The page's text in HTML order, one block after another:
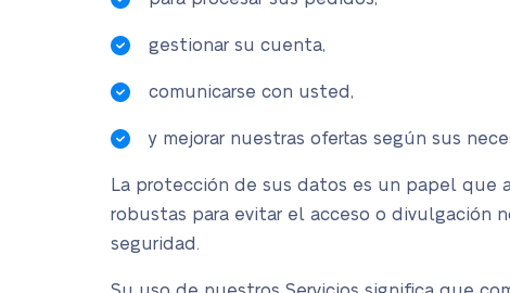
gestionar su cuenta,
comunicarse con usted,
y mejorar nuestras ofertas según sus
La protección de sus datos es un papel que
robustas para evitar el acceso o divulgación
seguridad.